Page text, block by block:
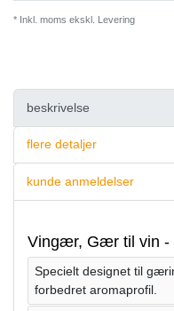
* Inkl. moms ekskl. Levering
beskrivelse
flere detaljer
kunde anmeldelser
Vingær, Gær til vin -
Specielt designet til
forbedret aromaprofil.